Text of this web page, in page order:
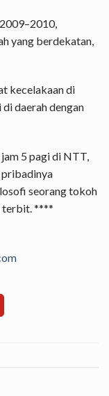
yang berdekatan,
kecelakaan di
daerah dengan
5 pagi di NTT,
seorang tokoh
terbit. ****